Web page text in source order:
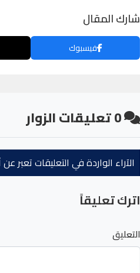
شارك المقال
فيسبوك
0تعليقات الزوار
الآراء الواردة في التعليقات
اترك تعليقاً
التعليق